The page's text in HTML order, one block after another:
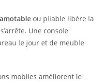
ou pliable libère la
Une console
le jour et de meuble
mobiles améliorent le